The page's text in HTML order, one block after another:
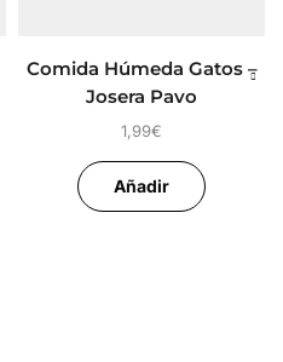
Comida Húmeda Gatos –
Josera Pavo
1,99€
Añadir